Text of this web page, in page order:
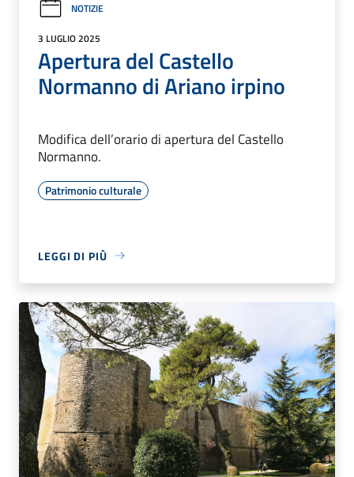
NOTIZIE
3 LUGLIO 2025
Apertura del Castello
Normanno di Ariano irpino
Modifica dell’orario di apertura del Castello
Normanno.
Patrimonio culturale
LEGGI DI PIÙ